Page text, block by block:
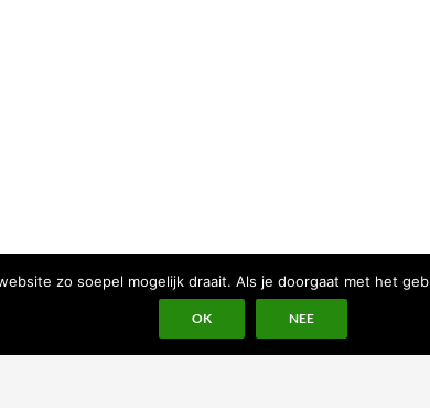
zo soepel mogelijk draait. Als je doorgaat met het
OK NEE